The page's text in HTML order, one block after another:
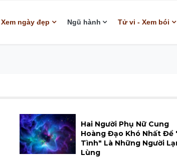
Xem ngày đẹp Ngũ hành Tử vi - Xem bói
Hai Người Phụ Nữ Cung
Hoàng Đạo Khó Nhất
Tình" Là Những Người
Lùng